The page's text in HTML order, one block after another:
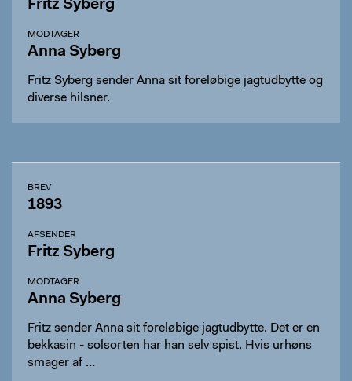
Fritz Syberg
MODTAGER
Anna Syberg
Fritz Syberg sender Anna sit foreløbige jagtudbytte og
diverse hilsner.
BREV
1893
AFSENDER
Fritz Syberg
MODTAGER
Anna Syberg
Fritz sender Anna sit foreløbige jagtudbytte. Det er en
bekkasin - solsorten har han selv spist. Hvis urhøns
smager af …